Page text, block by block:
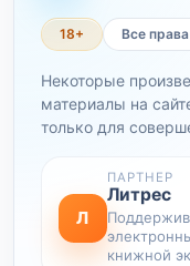
18+ Все
Некоторые
материалы на
только для
Л
ПАРТНЕР
Литрес
книжной